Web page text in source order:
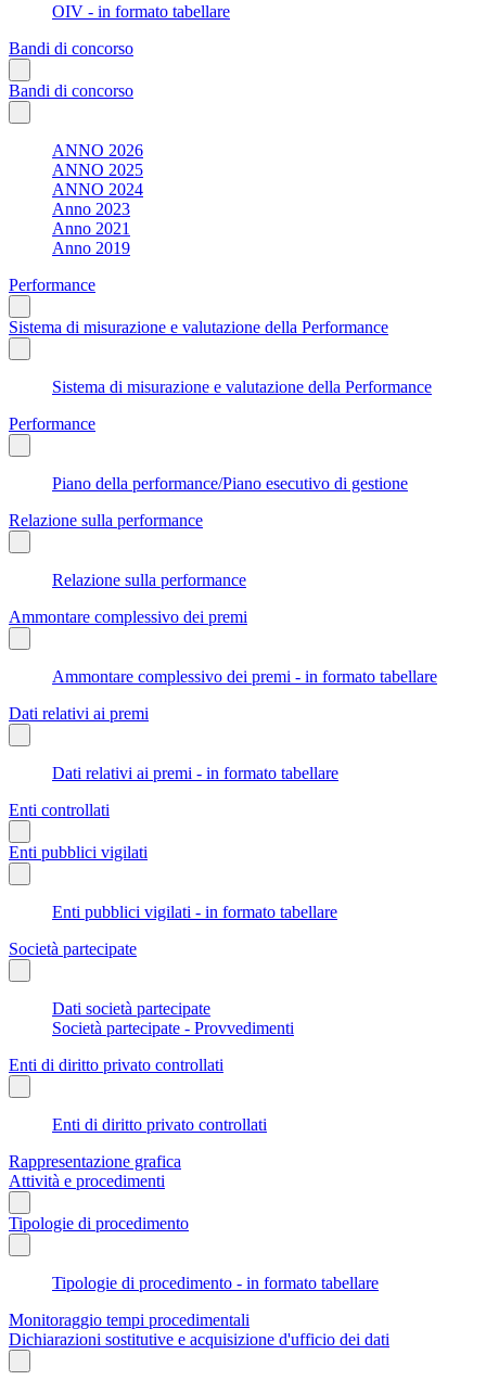
OIV - in formato tabellare
Bandi di concorso
Bandi di concorso
ANNO 2026
ANNO 2025
ANNO 2024
Anno 2023
Anno 2021
Anno 2019
Performance
Sistema di misurazione e valutazione della Performance
Sistema di misurazione e valutazione della Performance
Performance
Piano della performance/Piano esecutivo di gestione
Relazione sulla performance
Relazione sulla performance
Ammontare complessivo dei premi
Ammontare complessivo dei premi - in formato tabellare
Dati relativi ai premi
Dati relativi ai premi - in formato tabellare
Enti controllati
Enti pubblici vigilati
Enti pubblici vigilati - in formato tabellare
Società partecipate
Dati società partecipate
Società partecipate - Provvedimenti
Enti di diritto privato controllati
Enti di diritto privato controllati
Rappresentazione grafica
Attività e procedimenti
Tipologie di procedimento
Tipologie di procedimento - in formato tabellare
Monitoraggio tempi procedimentali
Dichiarazioni sostitutive e acquisizione d'ufficio dei dati